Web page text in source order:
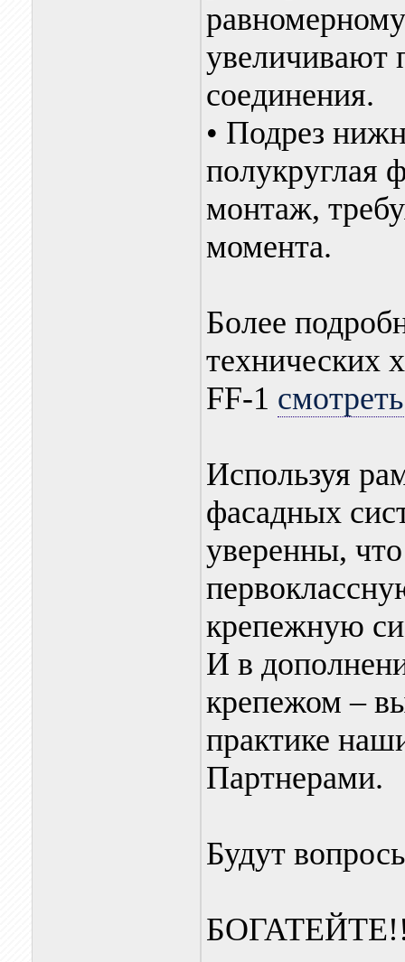
увеличивают
соединения.
• Подрез
полукруглая
монтаж,
момента.
Более
технических
FF-1
Используя
фасадных
уверенны,
крепежную
И в
крепежом –
практике
Партнерами.
Будут